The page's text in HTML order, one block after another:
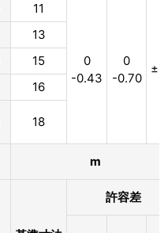
11
0
-0.43
0
-0.70
13
15
16
18
m
許容差